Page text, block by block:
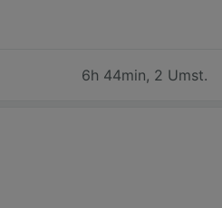
6h 44min, 2 Umst.